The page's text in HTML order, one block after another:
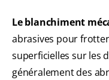
Le blanchiment
abrasives pour
superficielles sur les
généralement des